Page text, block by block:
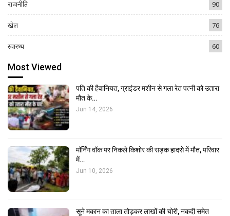
राजनीति 90
खेल 76
स्वास्थ्य 60
Most Viewed
पति की हैवानियत, ग्राइंडर मशीन से गला रेत पत्नी को उतारा
मौत के…
Jun 14, 2026
मॉर्निंग वॉक पर निकले किशोर की सड़क हादसे में मौत, परिवार
में…
Jun 10, 2026
सूने मकान का ताला तोड़कर लाखों की चोरी, नकदी समेत